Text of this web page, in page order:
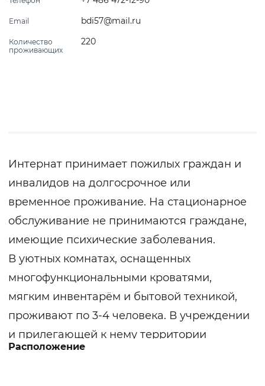
Email bdi57@mail.ru
Количество
проживающих
220
Интернат принимает пожилых граждан и
инвалидов на долгосрочное или
временное проживание. На стационарное
обслуживание не принимаются граждане,
имеющие психические заболевания.
В уютных комнатах, оснащенных
многофункциональными кроватями,
мягким инвентарём и бытовой техникой,
проживают по 3-4 человека. В учреждении
и прилегающей к нему территории
находятся приспособления, облегчающие
Расположение